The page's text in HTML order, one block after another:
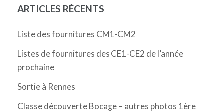
ARTICLES RÉCENTS
Liste des fournitures CM1-CM2
Listes de fournitures des CE1-CE2 de l’année
prochaine
Sortie à Rennes
Classe découverte Bocage – autres photos 1ère